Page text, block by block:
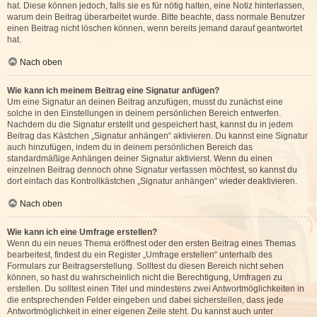
hat. Diese können jedoch, falls sie es für nötig halten, eine Notiz hinterlassen,
warum dein Beitrag überarbeitet wurde. Bitte beachte, dass normale Benutzer
einen Beitrag nicht löschen können, wenn bereits jemand darauf geantwortet
hat.
Nach oben
Wie kann ich meinem Beitrag eine Signatur anfügen?
Um eine Signatur an deinen Beitrag anzufügen, musst du zunächst eine
solche in den Einstellungen in deinem persönlichen Bereich entwerfen.
Nachdem du die Signatur erstellt und gespeichert hast, kannst du in jedem
Beitrag das Kästchen „Signatur anhängen“ aktivieren. Du kannst eine Signatur
auch hinzufügen, indem du in deinem persönlichen Bereich das
standardmäßige Anhängen deiner Signatur aktivierst. Wenn du einen
einzelnen Beitrag dennoch ohne Signatur verfassen möchtest, so kannst du
dort einfach das Kontrollkästchen „Signatur anhängen“ wieder deaktivieren.
Nach oben
Wie kann ich eine Umfrage erstellen?
Wenn du ein neues Thema eröffnest oder den ersten Beitrag eines Themas
bearbeitest, findest du ein Register „Umfrage erstellen“ unterhalb des
Formulars zur Beitragserstellung. Solltest du diesen Bereich nicht sehen
können, so hast du wahrscheinlich nicht die Berechtigung, Umfragen zu
erstellen. Du solltest einen Titel und mindestens zwei Antwortmöglichkeiten in
die entsprechenden Felder eingeben und dabei sicherstellen, dass jede
Antwortmöglichkeit in einer eigenen Zeile steht. Du kannst auch unter